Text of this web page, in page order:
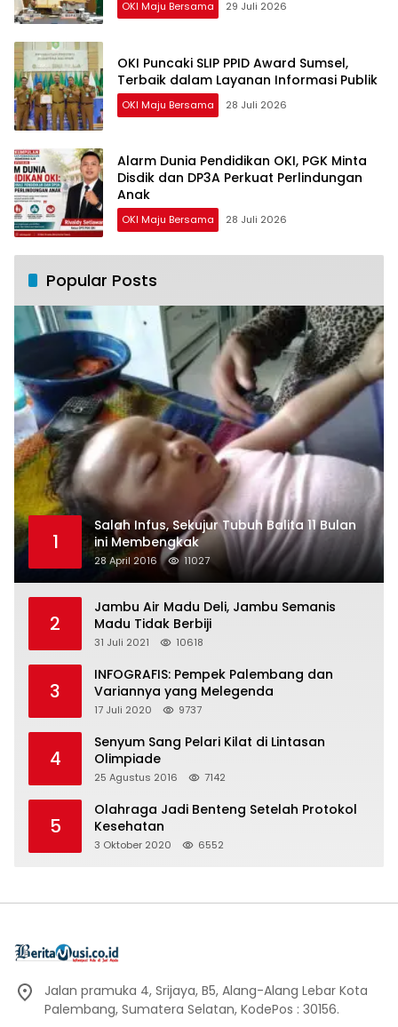
OKI Maju Bersama 29 Juli 2026
OKI Puncaki SLIP PPID Award Sumsel,
Terbaik dalam Layanan Informasi Publik
OKI Maju Bersama 28 Juli 2026
Alarm Dunia Pendidikan OKI, PGK Minta
Disdik dan DP3A Perkuat Perlindungan
Anak
OKI Maju Bersama 28 Juli 2026
Popular Posts
1
Salah Infus, Sekujur Tubuh Balita 11 Bulan
ini Membengkak
28 April 2016 11027
2
Jambu Air Madu Deli, Jambu Semanis
Madu Tidak Berbiji
31 Juli 2021 10618
3
INFOGRAFIS: Pempek Palembang dan
Variannya yang Melegenda
17 Juli 2020 9737
4
Senyum Sang Pelari Kilat di Lintasan
Olimpiade
25 Agustus 2016 7142
5
Olahraga Jadi Benteng Setelah Protokol
Kesehatan
3 Oktober 2020 6552
Jalan pramuka 4, Srijaya, B5, Alang-Alang Lebar Kota
Palembang, Sumatera Selatan, KodePos : 30156.